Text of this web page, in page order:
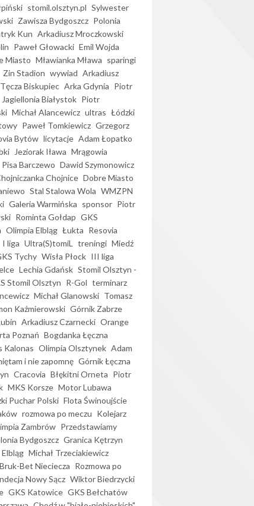
stomil.olsztyn.pl Sylwester
Zawisza Bydgoszcz Polonia
Kun Arkadiusz Mroczkowski
Paweł Głowacki Emil Wojda
Miasto Mławianka Mława sparingi
Zin Stadion wywiad Arkadiusz
Tęcza Biskupiec Arka Gdynia Piotr
Jagiellonia Białystok Piotr
Michał Alancewicz ultras Łódzki
Paweł Tomkiewicz Grzegorz
Bytów licytacje Adam Łopatko
Jeziorak Iława Mrągowia
Pisa Barczewo Dawid Szymonowicz
Chojnice Dobre Miasto
Stal Stalowa Wola WMZPN
Galeria Warmińska sponsor Piotr
Rominta Gołdap GKS
Olimpia Elbląg Łukta Resovia
I liga Ultra(S)tomiL treningi Miedź
Tychy Wisła Płock III liga
Lechia Gdańsk Stomil Olsztyn -
Stomil Olsztyn R-Gol terminarz
Michał Glanowski Tomasz
Kaźmierowski Górnik Zabrze
Arkadiusz Czarnecki Orange
Poznań Bogdanka Łęczna
Kalonas Olimpia Olsztynek Adam
i nie zapomnę Górnik Łęczna
Cracovia Błękitni Orneta Piotr
MKS Korsze Motor Lubawa
Puchar Polski Flota Świnoujście
rozmowa po meczu Kolejarz
Zambrów Przedstawiamy
Bydgoszcz Granica Kętrzyn
Michał Trzeciakiewicz
Bet Nieciecza Rozmowa po
Nowy Sącz Wiktor Biedrzycki
GKS Katowice GKS Bełchatów